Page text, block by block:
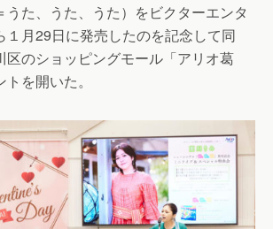
うた、うた、うた）をビクターエンタ
１月29日に発売したのを記念して同
区のショッピングモール「アリオ葛
を開いた。